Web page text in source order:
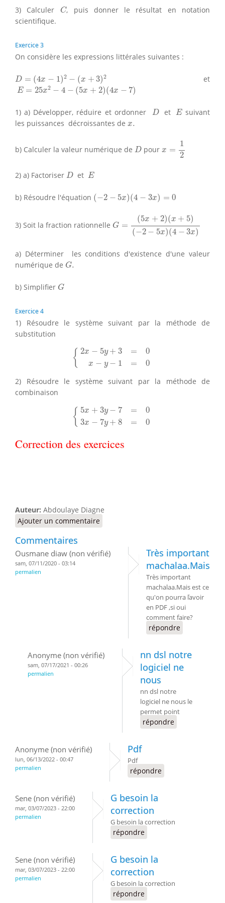
3) Calculer C
C, puis donner le résultat en notation
scientifique.
Exercice 3
On considère les expressions littérales suivantes :
D = (4x − 1)2 − (x + 3)2
D= x− −(x ) et
E = 25x2 − 4 − (5x + 2)(4x − 7)
E= 25x2 − −(5 +2) 4 x−7)
1) a) Développer, réduire et ordonnerD
D et E
Esuivant
les puissances décroissantes de x.
x
b) Calculer la valeur numérique de D
D pour x =
1
2
2
2) a) Factoriser D
D et E
E
b) Résoudre l'équation (−2 − 5x)(4 − 3x) = 0
(− 2− x)(4−3 =0
3) Soit la fraction rationnelle G =
(5x + 2)(x + 5)
(−2 − 5x)(4 − 3x)
+2)( x 5)(−2 − 5x
a) Déterminer les conditions d'existence d'une valeur
numérique de G.
G.
b) Simplifier G
G
Exercice 4
1) Résoudre le système suivant par la méthode de
substitution
{ 2x − 5y + 3 = 0
x − y − 1 = 0
{2 x− +3 = 0x =0
2) Résoudre le système suivant par la méthode de
combinaison
{ 5x + 3y − 7 =
0
3x − 7y + 8 = 0
{5 x 3y − 03 +8
Correction des exercices
Auteur: Abdoulaye Diagne
Ajouter un commentaire
Commentaires
Ousmane diaw (non vérifié)
sam, 07/11/2020 - 03:14
permalien
Très important
machalaa.Mais
Très important
machalaa.Mais est ce
qu'on pourra ľavoir
en PDF ,si oui
comment faire?
répondre
Anonyme (non vérifié)
sam, 07/17/2021 - 00:26
permalien
nn dsl notre
logiciel ne
nous
nn dsl notre
logiciel ne nous le
permet point
répondre
Anonyme (non vérifié)
lun, 06/13/2022 - 00:47
permalien
Pdf
Pdf
répondre
Sene (non vérifié)
mar, 03/07/2023 - 22:00
permalien
G besoin la
correction
G besoin la correction
répondre
Sene (non vérifié)
mar, 03/07/2023 - 22:00
permalien
G besoin la
correction
G besoin la correction
répondre